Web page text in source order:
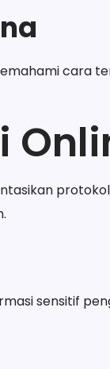
cara
sensitif